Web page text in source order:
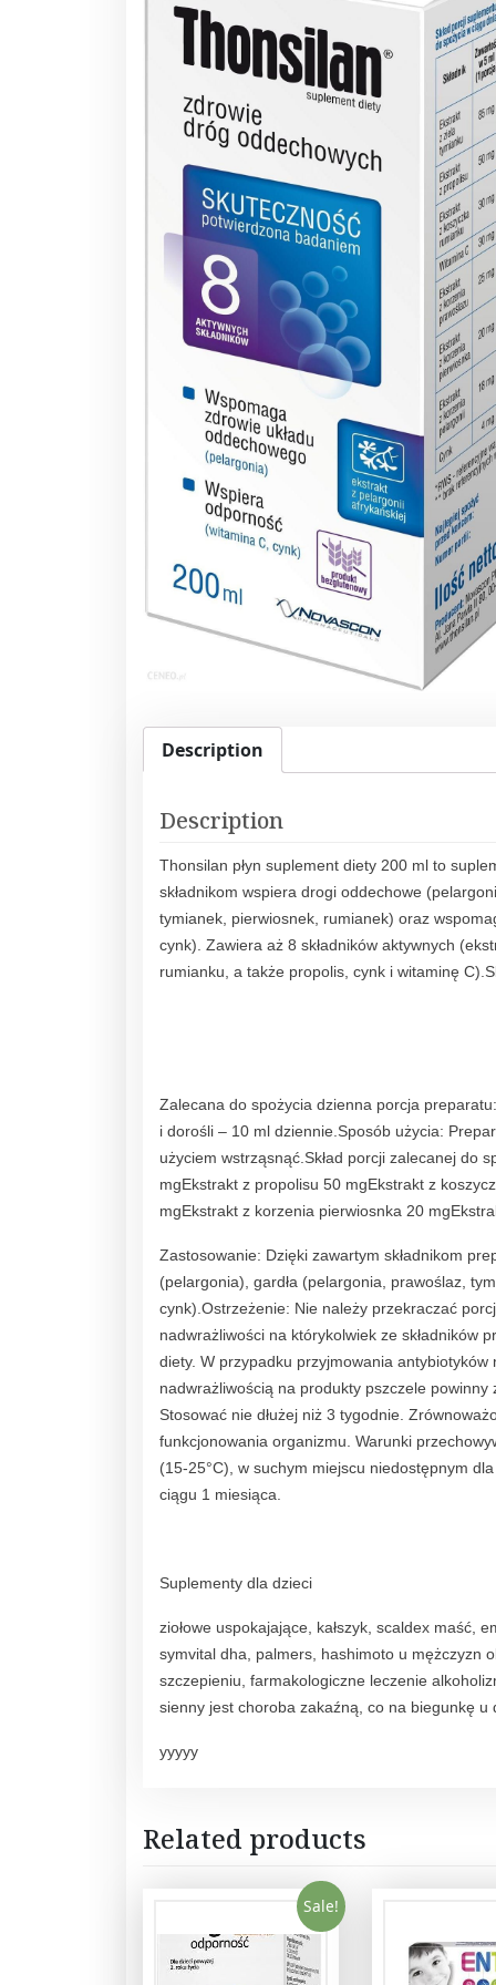
Description
Description
Thonsilan płyn suplement diety 200 ml to
składnikom wspiera drogi oddechowe
tymianek, pierwiosnek, rumianek) oraz
cynk). Zawiera aż 8 składników aktywnych
rumianku, a także propolis, cynk i witaminę
Zalecana do spożycia dzienna porcja
i dorośli – 10 ml dziennie.Sposób użycia:
użyciem wstrząsnąć.Skład porcji zalecanej do
mgEkstrakt z propolisu 50 mgEkstrakt z
mgEkstrakt z korzenia pierwiosnka 20
Zastosowanie: Dzięki zawartym składnikom
(pelargonia), gardła (pelargonia, prawoślaz,
cynk).Ostrzeżenie: Nie należy przekraczać
nadwrażliwości na którykolwiek ze składników
diety. W przypadku przyjmowania
nadwrażliwością na produkty pszczele
Stosować nie dłużej niż 3 tygodnie.
funkcjonowania organizmu. Warunki
(15-25°C), w suchym miejscu niedostępnym
ciągu 1 miesiąca.
Suplementy dla dzieci
ziołowe uspokajające, kałszyk, scaldex maść,
symvital dha, palmers, hashimoto u mężczyzn
szczepieniu, farmakologiczne leczenie
sienny jest choroba zakaźną, co na biegunkę u
yyyyy
Related products
Sale!